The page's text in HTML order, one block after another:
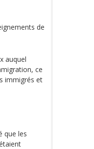
de
auquel
ce
immigrés et
que les